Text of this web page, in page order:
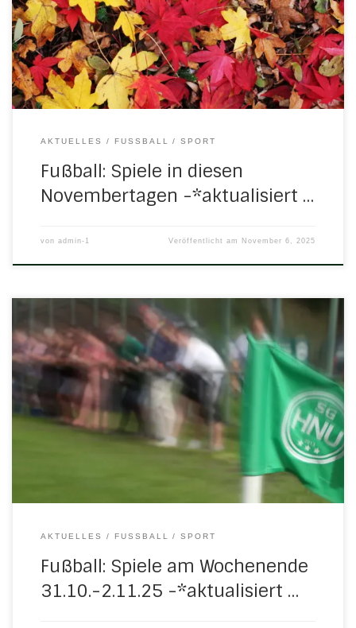
Samstag, 8. November 2025 14.45 Uhr in UlfenC-Jugend:
H/N/U/N II – FC Großalmerode 0:8 (0:3) Sonntag, 9.
November 2025 12.30 Uhr […]
AKTUELLES FUSSBALL SPORT
Fußball: Spiele in diesen
Novembertagen -*aktualisiert …
von admin-1 Veröffentlicht am November 6, 2025
Am kommenden Wochenende freuen wir uns auf folgende
Spiele mit H/N/U-Beteiligung und den Heimspieltag in
Herleshausen: Freitag, 31. Oktober 2025 18.30 Uhr in Bad
Sooden-AllendorfB-Jugend: TSG Bad Sooden-Allendorf –
H/N/U/N Platz in BSA ist gesperrt, abgesagt Samstag, 1.
November 2025 14.45 Uhr in VelmedenC-Jugend: JSG
Meißnerland/Waldkappel – H/N/U/N II 8:3 […]
AKTUELLES FUSSBALL SPORT
Fußball: Spiele am Wochenende
31.10.-2.11.25 -*aktualisiert …